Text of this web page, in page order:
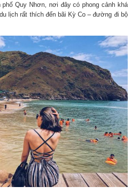
phố Quy Nhơn, nơi đây có phong cảnh khá
lịch rất thích đến bãi Kỳ Co – đường đi bộ